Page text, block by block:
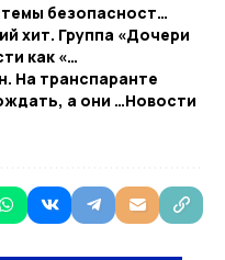
безопасност…
хит. Группа «Дочери
как «…
На транспаранте
а они …​Новости